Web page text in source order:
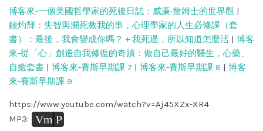
博客來-一個美國哲學家的死後日誌：威廉‧詹姆士的世界觀 |
鍾灼輝：失智與瀕死教我的事，心理學家的人生必修課（套
書）：最後，我會變成你嗎？＋我死過，所以知道怎麼活 | 博客
來-從「心」創造自我修復的奇蹟：做自己最好的醫生，心藥、
自癒套書 | 博客來-賽斯早期課 7 | 博客來-賽斯早期課 8 | 博客
來-賽斯早期課 9
https://www.youtube.com/watch?v=Aj45XZx-XR4
MP3:
Vm P